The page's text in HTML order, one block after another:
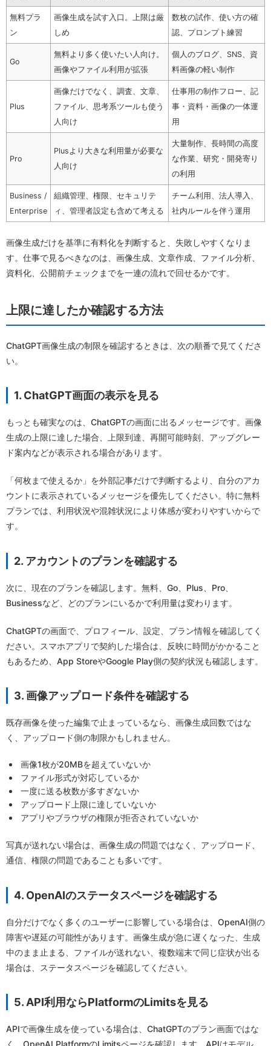
無料プラ
ン
画像生成を試す入口。上限は厳
しめ
数枚の試作、使い方の確
認、プロンプト練習
Go
無料より多く使いたい人向け。
画像やファイル利用が拡張
個人のブログ、SNS、資
料画像の軽い制作
Plus
画像だけでなく、調査、文章、
ファイル、思考系ツールも使う
人向け
仕事用の制作フロー、記
事・資料・画像の一体運
用
Pro
Plusより大きな利用量が必要な
人向け
大量制作、長時間の高度
な作業、研究・開発寄り
の利用
Business /
Enterprise
組織管理、権限、セキュリテ
ィ、管理者設定も含めて考える
チーム利用、法人導入、
社内ルールを伴う運用
画像生成だけを基準に有料化を判断すると、失敗しやすくなりま
す。仕事で見るべきなのは、画像生成、文章作成、ファイル分析、
資料化、公開前チェックまでを一連の流れで回せるかです。
上限に達したか確認する方法
ChatGPT画像生成の制限を確認するときは、次の順番で見てくださ
い。
1. ChatGPT画面の表示を見る
もっとも確実なのは、ChatGPTの画面に出るメッセージです。画像
生成の上限に達した場合、上限到達、再開可能時刻、アップグレー
ド案内などが表示される場合があります。
「何枚まで使えるか」を外部記事だけで判断するより、自分のアカ
ウントに表示されているメッセージを優先してください。特に無料
プランでは、利用状況や混雑状況により体感が変わりやすいからで
す。
2. アカウントのプランを確認する
次に、現在のプランを確認します。無料、Go、Plus、Pro、
Businessなど、どのプランにいるかで利用量は変わります。
ChatGPTの画面で、プロフィール、設定、プラン情報を確認してく
ださい。スマホアプリで契約した場合は、反映に時間がかかること
もあるため、App StoreやGoogle Play側の契約状況も確認します。
3. 画像アップロード条件を確認する
既存画像を使った編集で止まっているなら、画像生成回数ではな
く、アップロード側の制限かもしれません。
画像1枚が20MBを超えていないか
ファイル形式が対応しているか
一度に送る枚数が多すぎないか
アップロード上限に達していないか
アプリやブラウザの権限が拒否されていないか
写真が送れない場合は、画像生成の問題ではなく、アップロード、
通信、権限の問題であることも多いです。
4. OpenAIのステータスページを確認する
自分だけでなく多くのユーザーに影響している場合は、OpenAI側の
障害や遅延の可能性があります。画像生成が急に遅くなった、生成
中のまま止まる、ファイルが送れない、複数端末で同じ症状が出る
場合は、ステータスページを確認してください。
5. API利用ならPlatformのLimitsを見る
APIで画像生成を使っている場合は、ChatGPTのプラン画面ではな